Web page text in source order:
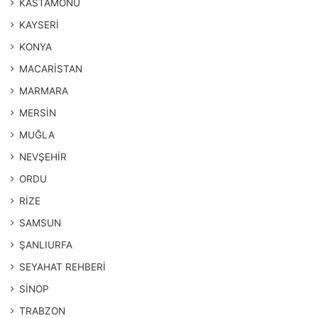
KASTAMONU
KAYSERİ
KONYA
MACARİSTAN
MARMARA
MERSİN
MUĞLA
NEVŞEHİR
ORDU
RİZE
SAMSUN
ŞANLIURFA
SEYAHAT REHBERİ
SİNOP
TRABZON